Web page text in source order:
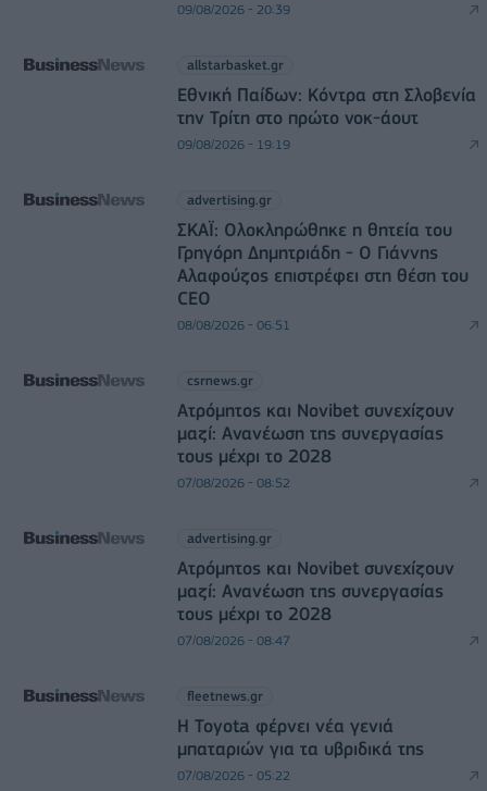
09/08/2026 - 20:39
allstarbasket.gr
Εθνική Παίδων: Κόντρα στη Σλοβενία
την Τρίτη στο πρώτο νοκ-άουτ
09/08/2026 - 19:19
advertising.gr
ΣΚΑΪ: Ολοκληρώθηκε η θητεία του
Γρηγόρη Δημητριάδη - Ο Γιάννης
Αλαφούζος επιστρέφει στη θέση του
CEO
08/08/2026 - 06:51
csrnews.gr
Ατρόμητος και Novibet συνεχίζουν
μαζί: Ανανέωση της συνεργασίας
τους μέχρι το 2028
07/08/2026 - 08:52
advertising.gr
Ατρόμητος και Novibet συνεχίζουν
μαζί: Ανανέωση της συνεργασίας
τους μέχρι το 2028
07/08/2026 - 08:47
fleetnews.gr
Η Toyota φέρνει νέα γενιά
μπαταριών για τα υβριδικά της
07/08/2026 - 05:22